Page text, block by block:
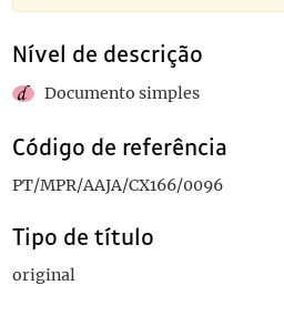
Nível de descrição
Documento simples
Código de referência
PT/MPR/AAJA/CX166/0096
Tipo de título
original